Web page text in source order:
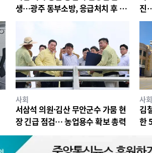
생…광주 동부소방, 응급처치 후 병
진
최
사회
서삼석 의원·김산 무안군수 가뭄 현
장 긴급 점검… 농업용수 확보 총력
사회
김
한